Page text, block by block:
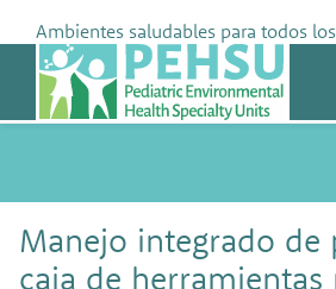
content
Ambientes saludables para todos
PEHSU
Manejo integrado de
caja de herramientas